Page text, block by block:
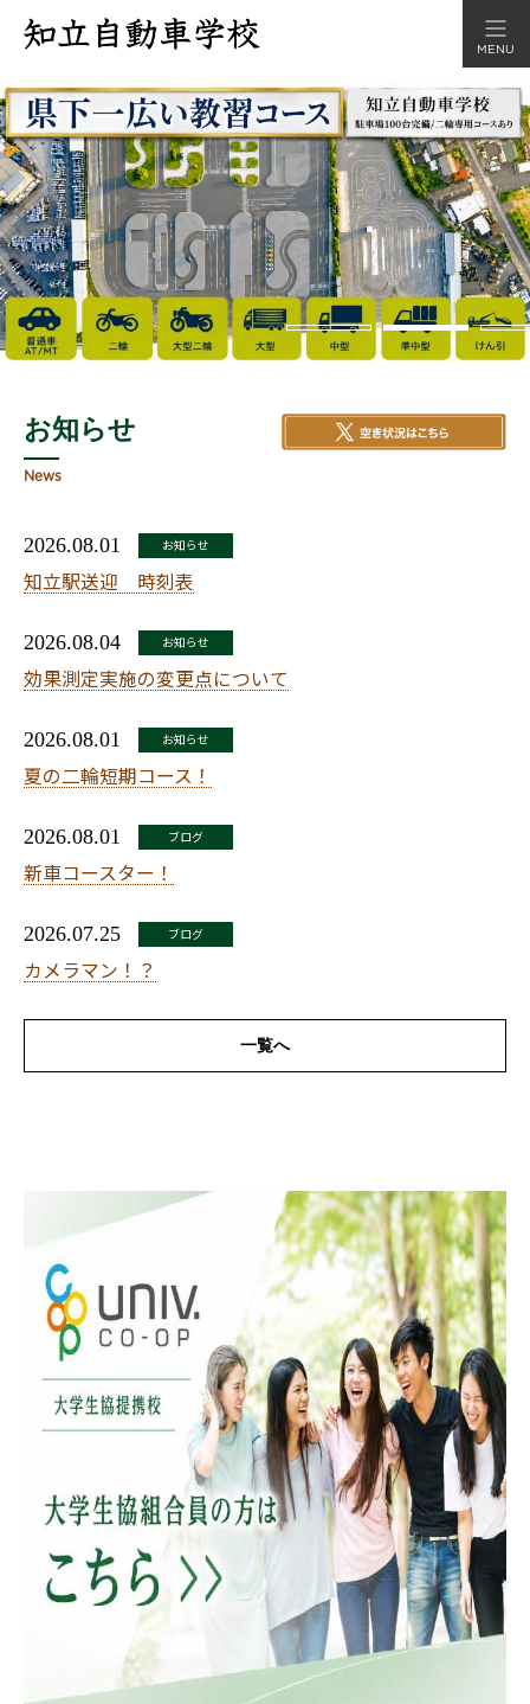
MENU
お知らせ
News
2026.08.01 お知らせ
知立駅送迎 時刻表
2026.08.04 お知らせ
効果測定実施の変更点について
2026.08.01 お知らせ
夏の二輪短期コース！
2026.08.01 ブログ
新車コースター！
2026.07.25 ブログ
カメラマン！？
一覧へ